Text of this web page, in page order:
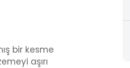
bir kesme
aşırı